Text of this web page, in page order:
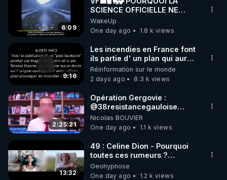
6:09
SCIENCE OFFICIELLE NE
CONNAÎT-ELLE PAS LA VRAIE
ORIGINE DU PÉTROL -
Jocelyne Tr
WakeUp
One day ago
1.8 k views
9:16
Les incendies en France font
ils partie d' un plan qui aurait
débuté le 11 septembre 2001
?
Réinformation sur le monde
2 days ago
8.3 k views
2:25:21
Opération Gergovie :
‪@38resistancegauloise‬
‪@MarionSigautOfficiel‬
‪@gladysriifard5710‬ Laëtitia
Nicolas BOUVIER
One day ago
1.1 k views
13:32
49 : Celine Dion - Pourquoi
toutes ces rumeurs ?
Enquête sous hypnose
Geohypnose
One day ago
1.2 k views